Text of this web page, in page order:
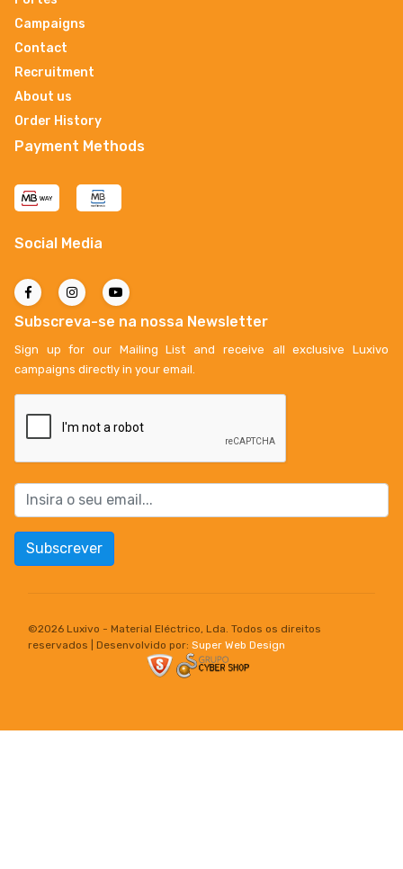
Campaigns
Contact
Recruitment
About us
Order History
Payment Methods
Social Media
Subscreva-se na nossa Newsletter
Sign up for our Mailing List and receive all exclusive Luxivo
campaigns directly in your email.
Subscrever
©2026 Luxivo - Material Eléctrico, Lda. Todos os direitos
reservados | Desenvolvido por: Super Web Design